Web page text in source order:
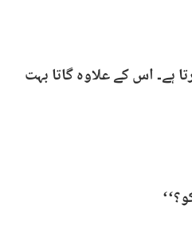
ہے۔ اس کے علاوہ گاتا بہت